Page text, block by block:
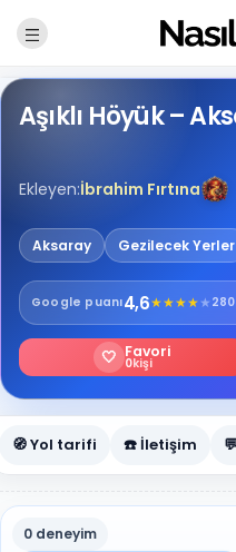
Aşıklı Höyük –
Ekleyen:İbrahim Fırtına
Aksaray Gezilecek Yerler
Google puanı4,6★★★★★
🤍 Favori
0kişi
🧭 Yol tarifi ☎️ İletişim
0 deneyim